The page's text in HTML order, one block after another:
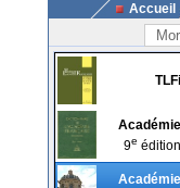
Accueil
TLFi
Académie
9e édition
Académie